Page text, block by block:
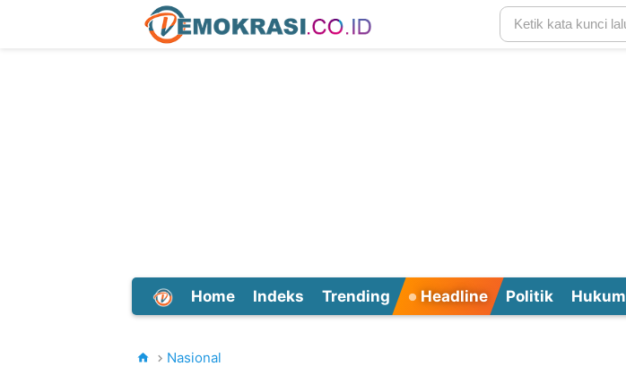
Home Indeks Trending Headline Politik Hukum
Nasional